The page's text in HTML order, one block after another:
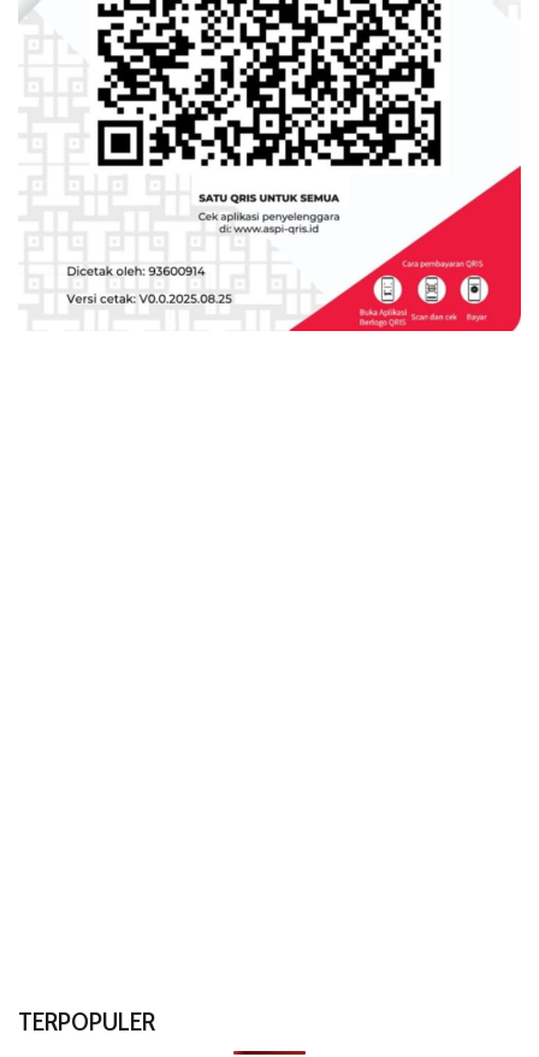
TERPOPULER